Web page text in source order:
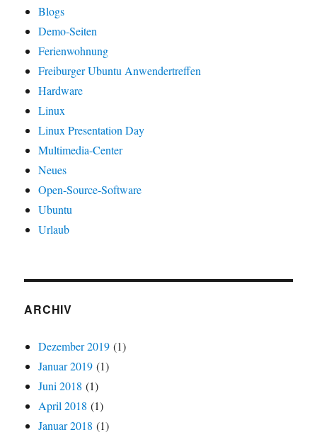
Blogs
Demo-Seiten
Ferienwohnung
Freiburger Ubuntu Anwendertreffen
Hardware
Linux
Linux Presentation Day
Multimedia-Center
Neues
Open-Source-Software
Ubuntu
Urlaub
ARCHIV
Dezember 2019 (1)
Januar 2019 (1)
Juni 2018 (1)
April 2018 (1)
Januar 2018 (1)